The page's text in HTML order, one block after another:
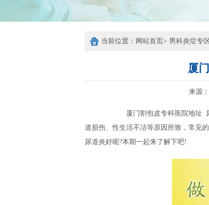
当前位置： 网站首页> 男科炎症专
厦
来源：
厦门割包皮专科医院地址 尿道
道损伤、性生活不洁等原因所致，常见
尿道炎好呢?本期一起来了解下吧!